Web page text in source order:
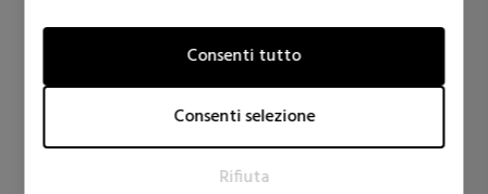
trasmettendo informazioni in forma anonima.
I cookie per il marketing vengono utilizzati per tracciare i
pertinenti e coinvolgenti per il singolo utente e quindi quelli
di maggior valore per gli editori e gli inserzionisti terzi.
Consenti tutto
Consenti selezione
Rifiuta
17,00 €